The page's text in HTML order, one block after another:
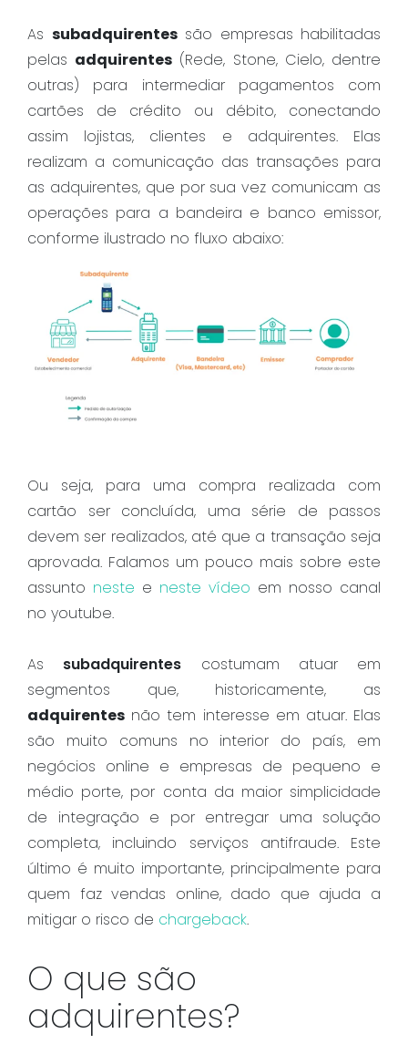
As subadquirentessão empresas habilitadas
pelas adquirentes (Rede, Stone, Cielo, dentre
outras) para intermediar pagamentos com
cartões de crédito ou débito, conectando
assim lojistas, clientes e adquirentes. Elas
realizam a comunicação das transações para
as adquirentes, que por sua vez comunicam as
operações para a bandeira e banco emissor,
conforme ilustrado no fluxo abaixo:
Ou seja, para uma compra realizada com
cartão ser concluída, uma série de passos
devem ser realizados, até que a transação seja
aprovada. Falamos um pouco mais sobre este
assunto neste e neste vídeo em nosso canal
no youtube.
As subadquirentes costumam atuar em
segmentos que, historicamente, as
adquirentes não tem interesse em atuar. Elas
são muito comuns no interior do país, em
negócios online e empresas de pequeno e
médio porte, por conta da maior simplicidade
de integração e por entregar uma solução
completa, incluindo serviços antifraude. Este
último é muito importante, principalmente para
quem faz vendas online, dado que ajuda a
mitigar o risco de chargeback.
O que são
adquirentes?